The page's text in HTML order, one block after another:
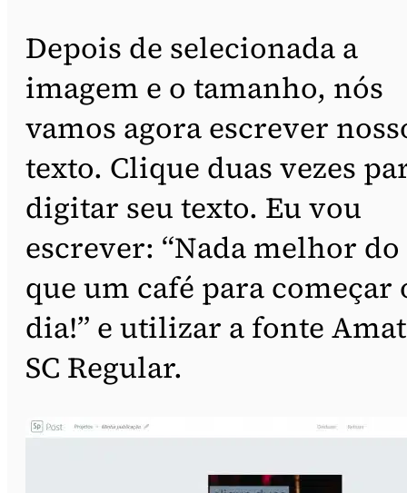
Depois de selecionada a
imagem e o tamanho, nós
vamos agora escrever
texto. Clique duas vezes
digitar seu texto. Eu vou
escrever: “Nada melhor do
que um café para começar
dia!” e utilizar a fonte
SC Regular.